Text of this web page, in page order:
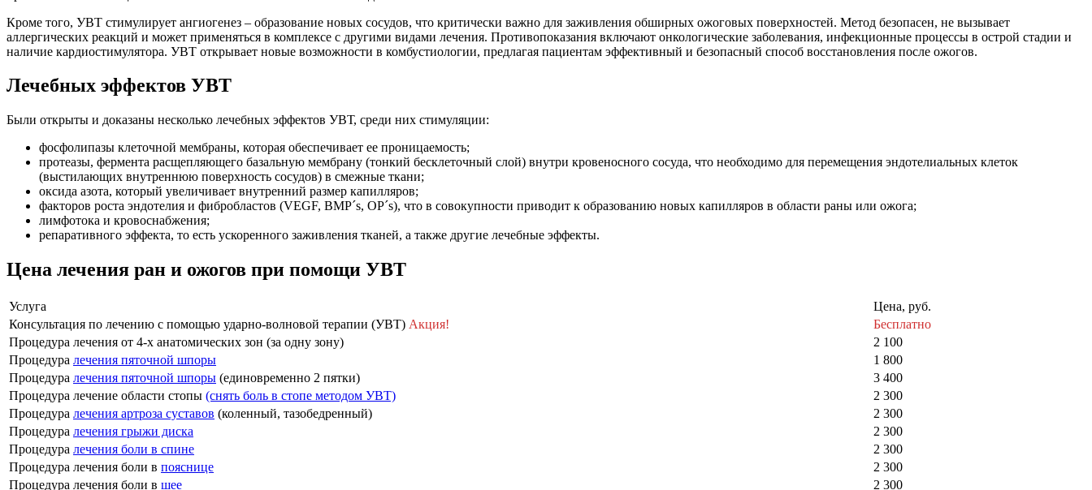
Кроме того, УВТ стимулирует ангиогенез – образование новых сосудов, что критически важно для заживления обширных ожоговых поверхностей. Метод безопасен, не вызывает
аллергических реакций и может применяться в комплексе с другими видами лечения. Противопоказания включают онкологические заболевания, инфекционные процессы в острой стадии и
наличие кардиостимулятора. УВТ открывает новые возможности в комбустиологии, предлагая пациентам эффективный и безопасный способ восстановления после ожогов.
Лечебных эффектов УВТ
Были открыты и доказаны несколько лечебных эффектов УВТ, среди них стимуляции:
фосфолипазы клеточной мембраны, которая обеспечивает ее проницаемость;
протеазы, фермента расщепляющего базальную мембрану (тонкий бесклеточный слой) внутри кровеносного сосуда, что необходимо для перемещения эндотелиальных клеток
(выстилающих внутреннюю поверхность сосудов) в смежные ткани;
оксида азота, который увеличивает внутренний размер капилляров;
факторов роста эндотелия и фибробластов (VEGF, BMP´s, OP´s), что в совокупности приводит к образованию новых капилляров в области раны или ожога;
лимфотока и кровоснабжения;
репаративного эффекта, то есть ускоренного заживления тканей, а также другие лечебные эффекты.
Цена лечения ран и ожогов при помощи УВТ
Услуга
Цена, руб.
Консультация по лечению с помощью ударно-волновой терапии (УВТ) Акция!
Бесплатно
Процедура лечения от 4-х анатомических зон (за одну зону)
2 100
Процедура лечения пяточной шпоры
1 800
Процедура лечения пяточной шпоры (единовременно 2 пятки)
3 400
Процедура лечение области стопы (снять боль в стопе методом УВТ)
2 300
Процедура лечения артроза суставов (коленный, тазобедренный)
2 300
Процедура лечения грыжи диска
2 300
Процедура лечения боли в спине
2 300
Процедура лечения боли в пояснице
2 300
Процедура лечения боли в шее 2 300